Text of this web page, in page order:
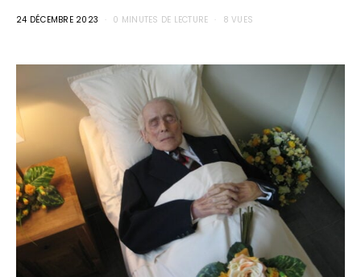
24 DÉCEMBRE 2023 0 MINUTES DE LECTURE 8 VUES